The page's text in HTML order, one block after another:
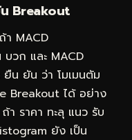
น Breakout
า MACD
วก และ MACD
น ยัน ว่า โมเมนตัม
Breakout ได้ อย่าง
า ราคา ทะลุ แนว รับ
ยัง เป็น